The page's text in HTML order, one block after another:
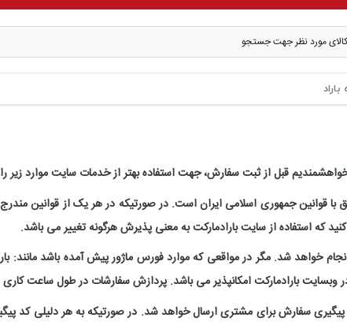
باراد
قبل از ثبت سفارش، جهت استفاده بهتر از خدمات سایت موارد زیر
با قوانین جمهوری اسلامی ایران است. در صورتیکه در هر یک از قوانین
که استفاده از سایت بارادمارکت به معنی پذیرش هرگونه تغییر می باشد.
خواهد شد. مگر در مواقعی که موارد فورس ماژور پیش آمده باشد مانند:
پیگیری سفارش برای مشتری ارسال خواهد شد. در صورتیکه به هر دلیلی کد